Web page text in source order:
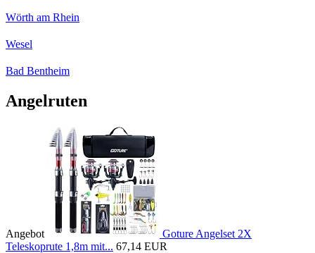
Wörth am Rhein
Wesel
Bad Bentheim
Angelruten
Angebot
Goture Angelset 2X
Teleskoprute 1,8m mit... 67,14 EUR